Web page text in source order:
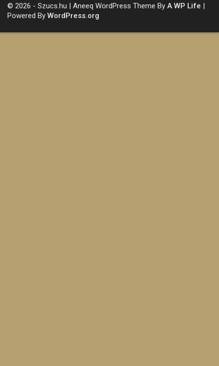
© 2026 - Szucs.hu | Aneeq WordPress Theme By A WP Life |
Powered By WordPress.org